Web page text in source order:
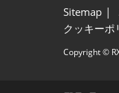
Sitemap
クッキーポ
Copyright ©